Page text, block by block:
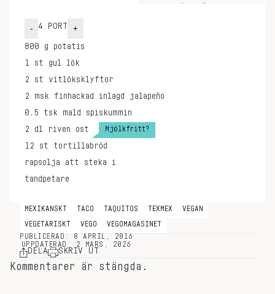
- 4 PORT +
800 g
potatis
1 st
gul lök
2 st
vitlöksklyftor
2 msk
finhackad inlagd jalapeño
0.5 tsk
mald spiskummin
2 dl riven ost Mjölkfritt?
12 st
tortillabröd
rapsolja att steka i
tandpetare
MEXIKANSKT TACO TAQUITOS TEXMEX VEGAN
VEGETARISKT VEGO
VEGOMAGASINET
PUBLICERAD: 8 APRIL, 2016
UPPDATERAD: 2 MARS, 2026
DELA SKRIV UT
Kommentarer är stängda.